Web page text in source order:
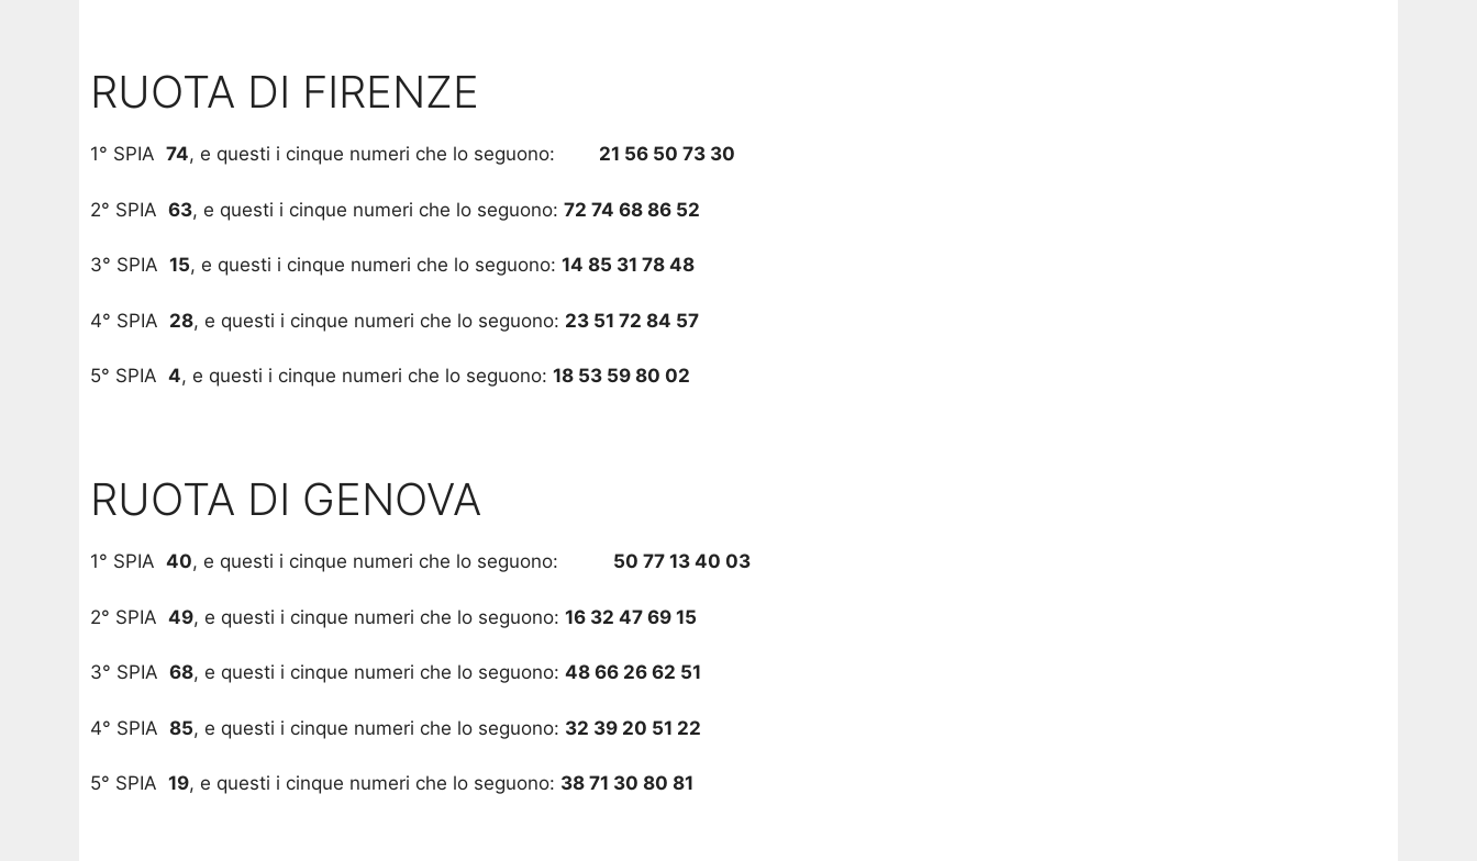
RUOTA DI FIRENZE
1° SPIA 74, e questi i cinque numeri che lo seguono: 21 56 50 73 30
2° SPIA 63, e questi i cinque numeri che lo seguono: 72 74 68 86 52
3° SPIA 15, e questi i cinque numeri che lo seguono: 14 85 31 78 48
4° SPIA 28, e questi i cinque numeri che lo seguono: 23 51 72 84 57
5° SPIA 4, e questi i cinque numeri che lo seguono: 18 53 59 80 02
RUOTA DI GENOVA
1° SPIA 40, e questi i cinque numeri che lo seguono: 50 77 13 40 03
2° SPIA 49, e questi i cinque numeri che lo seguono: 16 32 47 69 15
3° SPIA 68, e questi i cinque numeri che lo seguono: 48 66 26 62 51
4° SPIA 85, e questi i cinque numeri che lo seguono: 32 39 20 51 22
5° SPIA 19, e questi i cinque numeri che lo seguono: 38 71 30 80 81